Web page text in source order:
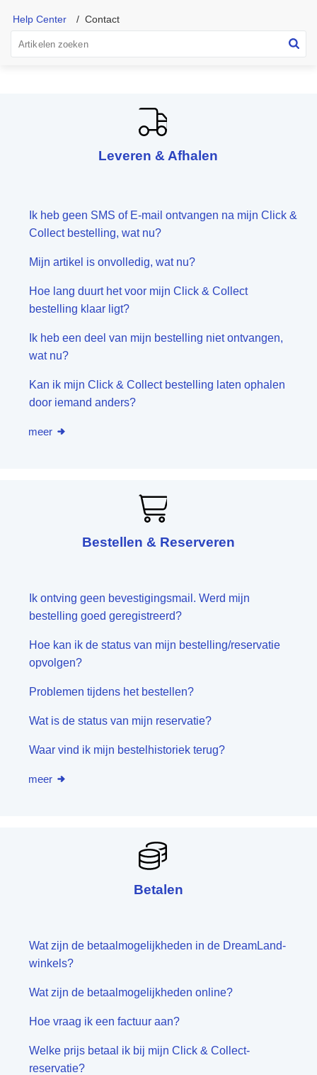
Help Center Contact
Leveren & Afhalen
Ik heb geen SMS of E-mail ontvangen na mijn Click &
Collect bestelling, wat nu?
Mijn artikel is onvolledig, wat nu?
Hoe lang duurt het voor mijn Click & Collect
bestelling klaar ligt?
Ik heb een deel van mijn bestelling niet ontvangen,
wat nu?
Kan ik mijn Click & Collect bestelling laten ophalen
door iemand anders?
meer
Bestellen & Reserveren
Ik ontving geen bevestigingsmail. Werd mijn
bestelling goed geregistreerd?
Hoe kan ik de status van mijn bestelling/reservatie
opvolgen?
Problemen tijdens het bestellen?
Wat is de status van mijn reservatie?
Waar vind ik mijn bestelhistoriek terug?
meer
Betalen
Wat zijn de betaalmogelijkheden in de DreamLand-
winkels?
Wat zijn de betaalmogelijkheden online?
Hoe vraag ik een factuur aan?
Welke prijs betaal ik bij mijn Click & Collect-
reservatie?